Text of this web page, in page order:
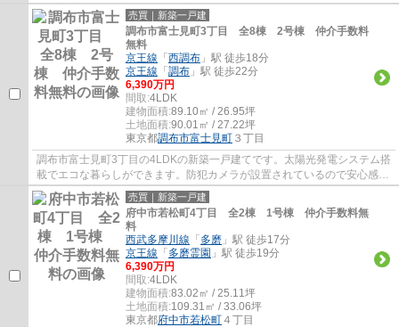
床暖房完備。洗面室にはリネン庫がありタオル類...
売買｜新築一戸建
調布市富士見町3丁目 全8棟 2号棟 仲介手数料
無料
京王線 「 西調布 」駅 徒歩18分
京王線 「 調布 」駅 徒歩22分
6,390万円
間取:4LDK
建物面積:89.10㎡ / 26.95坪
土地面積:90.01㎡ / 27.22坪
東京都調布市富士見町 ３丁目
調布市富士見町3丁目の4LDKの新築一戸建てです。太陽光発電システム搭
載でエコな暮らしができます。防犯カメラが設置されているので安心感が
あります。調布市でお住まいをお探しなら多...
売買｜新築一戸建
府中市若松町4丁目 全2棟 1号棟 仲介手数料無
料
西武多摩川線 「 多磨 」駅 徒歩17分
京王線 「 多磨霊園 」駅 徒歩19分
6,390万円
間取:4LDK
建物面積:83.02㎡ / 25.11坪
土地面積:109.31㎡ / 33.06坪
東京都府中市若松町 ４丁目